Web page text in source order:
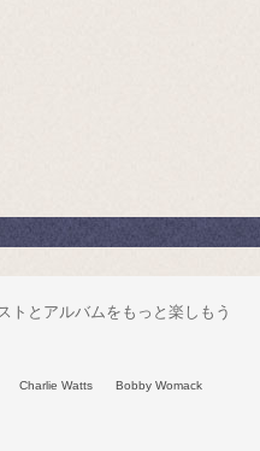
とアルバムをもっと楽しもう
Charlie Watts Bobby Womack